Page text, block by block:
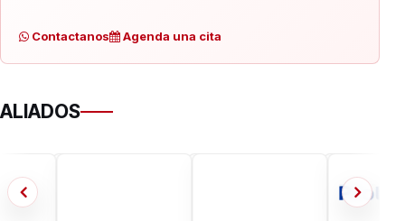
Contactanos Agenda una cita
ALIADOS